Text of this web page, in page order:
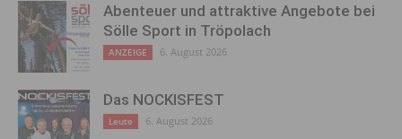
Abenteuer und attraktive Angebote bei
Sölle Sport in Tröpolach
ANZEIGE 6. August 2026
Das NOCKISFEST
Leute 6. August 2026